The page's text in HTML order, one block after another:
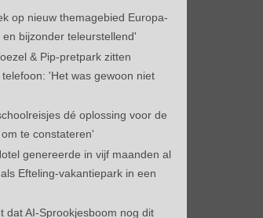
op nieuw themagebied Europa-
en bijzonder teleurstellend'
& Pip-pretpark zitten
'Het was gewoon niet
dé oplossing voor de
te constateren'
genereerde in vijf maanden al
Efteling-vakantiepark in een
dat AI-Sprookjesboom nog dit